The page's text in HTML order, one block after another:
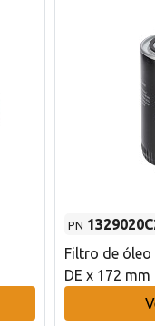
PN
Filtro de
DE x 172 mm